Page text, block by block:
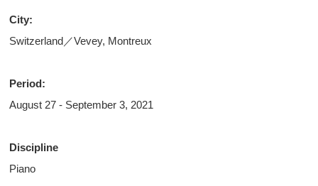
City:
Switzerland／Vevey, Montreux
Period:
August 27 - September 3, 2021
Discipline
Piano